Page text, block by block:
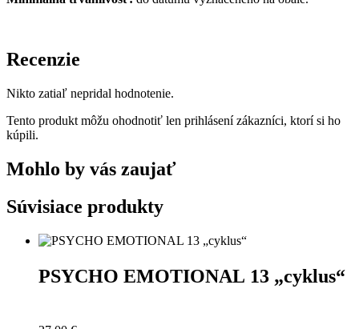
Recenzie
Nikto zatiaľ nepridal hodnotenie.
Tento produkt môžu ohodnotiť len prihlásení zákazníci, ktorí si ho
kúpili.
Mohlo by vás zaujať
Súvisiace produkty
PSYCHO EMOTIONAL 13 „cyklus“